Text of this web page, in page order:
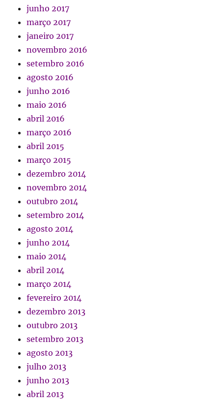
junho 2017
março 2017
janeiro 2017
novembro 2016
setembro 2016
agosto 2016
junho 2016
maio 2016
abril 2016
março 2016
abril 2015
março 2015
dezembro 2014
novembro 2014
outubro 2014
setembro 2014
agosto 2014
junho 2014
maio 2014
abril 2014
março 2014
fevereiro 2014
dezembro 2013
outubro 2013
setembro 2013
agosto 2013
julho 2013
junho 2013
abril 2013